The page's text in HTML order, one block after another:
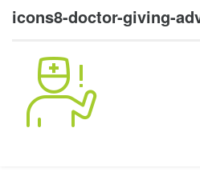
icons8-doctor-giving-